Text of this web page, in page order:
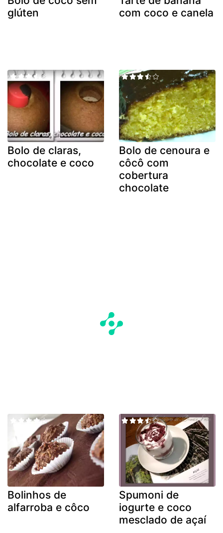
glúten
com coco e canela
Bolo de claras,
chocolate e coco
Bolo de cenoura e
côcô com
cobertura
chocolate
Bolinhos de
alfarroba e côco
Spumoni de
iogurte e coco
mesclado de açaí